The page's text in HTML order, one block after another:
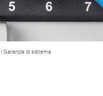
| Garanzia di sistema